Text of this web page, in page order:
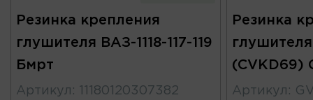
Резинка крепления
глушителя ВАЗ-1118-117-119
Бмрт
Артикул :
11180120307382
Резинка
(CVKD69)
Артикул :